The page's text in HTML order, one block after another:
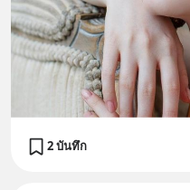
2 บันทึก